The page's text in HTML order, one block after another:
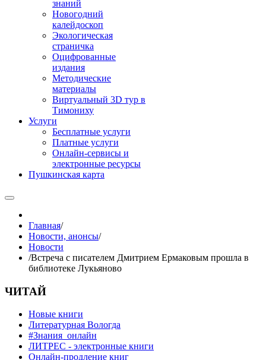
знаний
Новогодний
калейдоскоп
Экологическая
страничка
Оцифрованные
издания
Методические
материалы
Виртуальный 3D тур в
Тимониху
Услуги
Бесплатные услуги
Платные услуги
Онлайн-сервисы и
электронные ресурсы
Пушкинская карта
Главная/
Новости, анонсы/
Новости
/Встреча с писателем Дмитрием Ермаковым прошла в
библиотеке Лукьяново
ЧИТАЙ
Новые книги
Литературная Вологда
#Знания_онлайн
ЛИТРЕС - электронные книги
Онлайн-продление книг